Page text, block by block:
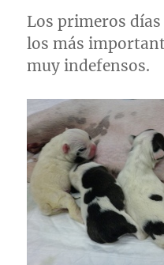
Los primeros
los más
muy indefensos.